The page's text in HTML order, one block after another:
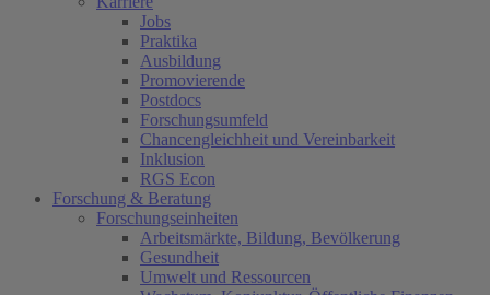
Jobs
Praktika
Ausbildung
Promovierende
Postdocs
Forschungsumfeld
Chancengleichheit und Vereinbarkeit
Inklusion
RGS Econ
Forschung & Beratung
Forschungseinheiten
Arbeitsmärkte, Bildung, Bevölkerung
Gesundheit
Umwelt und Ressourcen